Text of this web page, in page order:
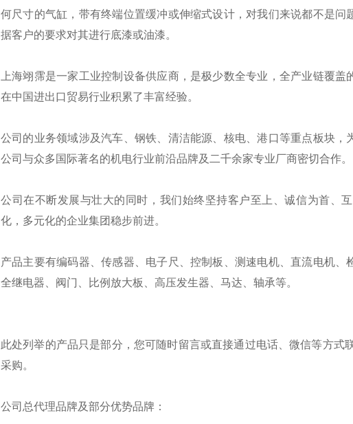
何尺寸的气缸，带有终端位置缓冲或伸缩式设计，对我们来说都不是
据客户的要求对其进行底漆或油漆。
上海翊霈是一家工业控制设备供应商，是极少数全专业，全产业链覆
在中国进出口贸易行业积累了丰富经验。
公司的业务领域涉及汽车、钢铁、清洁能源、核电、港口等重点板块，
公司与众多国际著名的机电行业前沿品牌及二千余家专业厂商密切合作。
公司在不断发展与壮大的同时，我们始终坚持客户至上、诚信为首、
化，多元化的企业集团稳步前进。
产品主要有编码器、传感器、电子尺、控制板、测速电机、直流电机
全继电器、阀门、比例放大板、高压发生器、马达、轴承等。
此处列举的产品只是部分，您可随时留言或直接通过电话、微信等方
采购。
公司总代理品牌及部分优势品牌：